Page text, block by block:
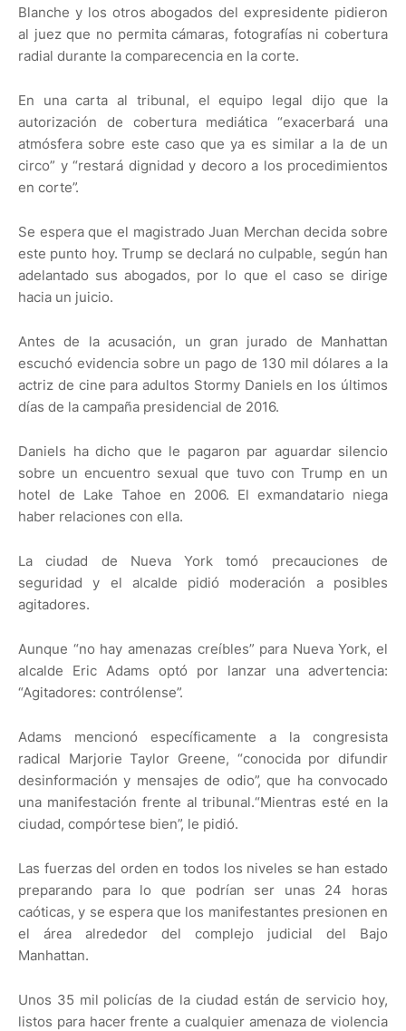
Blanche y los otros abogados del expresidente pidieron
al juez que no permita cámaras, fotografías ni cobertura
radial durante la comparecencia en la corte.
En una carta al tribunal, el equipo legal dijo que la
autorización de cobertura mediática “exacerbará una
atmósfera sobre este caso que ya es similar a la de un
circo” y “restará dignidad y decoro a los procedimientos
en corte”.
Se espera que el magistrado Juan Merchan decida sobre
este punto hoy. Trump se declará no culpable, según han
adelantado sus abogados, por lo que el caso se dirige
hacia un juicio.
Antes de la acusación, un gran jurado de Manhattan
escuchó evidencia sobre un pago de 130 mil dólares a la
actriz de cine para adultos Stormy Daniels en los últimos
días de la campaña presidencial de 2016.
Daniels ha dicho que le pagaron par aguardar silencio
sobre un encuentro sexual que tuvo con Trump en un
hotel de Lake Tahoe en 2006. El exmandatario niega
haber relaciones con ella.
La ciudad de Nueva York tomó precauciones de
seguridad y el alcalde pidió moderación a posibles
agitadores.
Aunque “no hay amenazas creíbles” para Nueva York, el
alcalde Eric Adams optó por lanzar una advertencia:
“Agitadores: contrólense”.
Adams mencionó específicamente a la congresista
radical Marjorie Taylor Greene, “conocida por difundir
desinformación y mensajes de odio”, que ha convocado
una manifestación frente al tribunal.“Mientras esté en la
ciudad, compórtese bien”, le pidió.
Las fuerzas del orden en todos los niveles se han estado
preparando para lo que podrían ser unas 24 horas
caóticas, y se espera que los manifestantes presionen en
el área alrededor del complejo judicial del Bajo
Manhattan.
Unos 35 mil policías de la ciudad están de servicio hoy,
listos para hacer frente a cualquier amenaza de violencia